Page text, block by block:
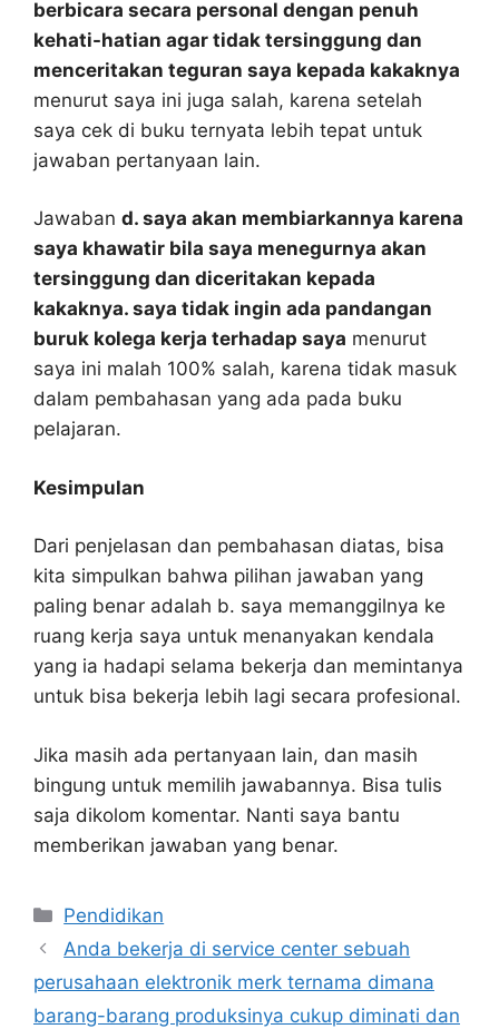
berbicara secara personal dengan penuh
kehati-hatian agar tidak tersinggung dan
menceritakan teguran saya kepada kakaknya
menurut saya ini juga salah, karena setelah
saya cek di buku ternyata lebih tepat untuk
jawaban pertanyaan lain.
Jawaban d. saya akan membiarkannya karena
saya khawatir bila saya menegurnya akan
tersinggung dan diceritakan kepada
kakaknya. saya tidak ingin ada pandangan
buruk kolega kerja terhadap saya menurut
saya ini malah 100% salah, karena tidak masuk
dalam pembahasan yang ada pada buku
pelajaran.
Kesimpulan
Dari penjelasan dan pembahasan diatas, bisa
kita simpulkan bahwa pilihan jawaban yang
paling benar adalah b. saya memanggilnya ke
ruang kerja saya untuk menanyakan kendala
yang ia hadapi selama bekerja dan memintanya
untuk bisa bekerja lebih lagi secara profesional.
Jika masih ada pertanyaan lain, dan masih
bingung untuk memilih jawabannya. Bisa tulis
saja dikolom komentar. Nanti saya bantu
memberikan jawaban yang benar.
Kategori
Pendidikan
Anda bekerja di service center sebuah
perusahaan elektronik merk ternama dimana
barang-barang produksinya cukup diminati dan